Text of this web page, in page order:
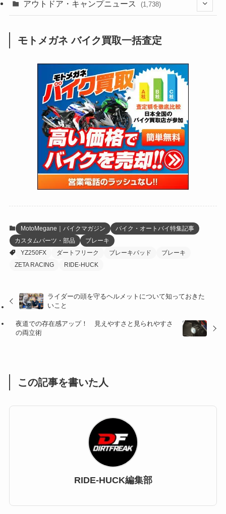
(60)
(31)
(51)
(34)
(5)
(12)
(64)
(109)
(38)
(24)
(16)
(25)
(24)
(47)
(15)
(5)
(249)
(64)
(16)
(62)
(4)
(6)
(17)
(5)
(27)
(32)
(2,473)
(249)
(1,226)
(12)
(131)
(38)
(131)
(167)
(85)
(21)
(61)
(171)
(98)
(13)
(60)
(274)
(171)
(38)
(47)
(59)
(41)
(36)
(1)
(1)
(66)
(16)
(141)
(255)
(204)
(1,142)
(166)
(23)
(33)
(34)
(35)
(41)
(415)
(16)
(137)
(74)
(2,744)
(126)
(170)
(132)
(171)
(118)
(27)
アウトドア・キャンプニュース (1,738)
(1,605)
(147)
(13)
(19)
(12)
(16)
(4)
(8)
(55)
モトメガネ バイク買取一括査定
MotoMegane｜バイクマガジン
バイク・オートバイ特集記事
カスタムパーツ・部品
ブレーキ
YZ250FX
ダートフリーク ブレーキパッド
ブレーキ
ZETA RACING
RIDE-HUCK
ライダーの頭を守るヘルメットについて知っておきた
いこと
夜道での存在感アップ！ 見えやすさと見られやすさ
の両立術
この記事を書いた人
RIDE-HUCK編集部